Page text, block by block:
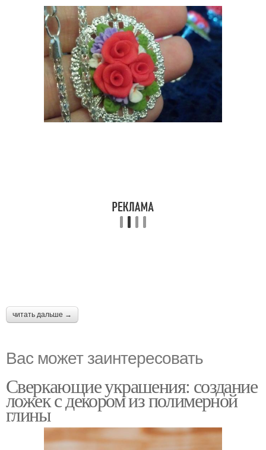
читать дальше →
Вас может заинтересовать
Сверкающие украшения: создание
ложек с декором из полимерной
глины